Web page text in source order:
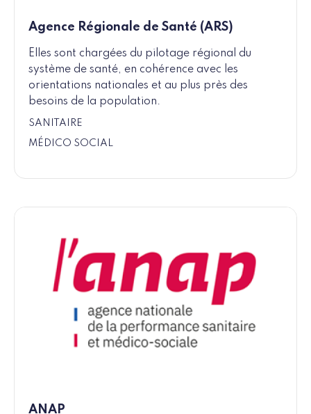
Agence Régionale de Santé (ARS)
Elles sont chargées du pilotage régional du
système de santé, en cohérence avec les
orientations nationales et au plus près des
besoins de la population.
SANITAIRE
MÉDICO SOCIAL
ANAP